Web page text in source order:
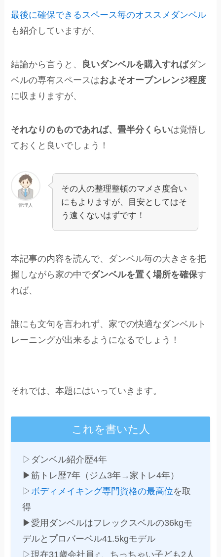
最後に確保できるスペース毎のオススメダンベル
も紹介していますが、
結論から言うと、 良いダンベルを購入すればダン
ベルの専有スペースはおよそオーブンレンジ程度
に収まりますが、
それなりのものであれば、畳半分くらいは覚悟し
ておくと良いでしょう！
管理人
その人の整理整頓のマメさ度合い
にもよりますが、目安としてはそ
う遠くないはずです！
本記事の内容を読んで、ダンベル毎の大きさを把
握しながら家の中でダンベルを置く場所を確保す
れば、
誰にも文句を言われず、家での快適なダンベルト
レーニングが出来るようになるでしょう！
それでは、本題にはいっていきます。
これを書いた人
▷ダンベル紹介歴4年
▶筋トレ歴7年（ジム3年→家トレ4年）
▷ボディメイキング専門資格の最高位を取
得
▶愛用ダンベルはフレックスベルの36kgモ
デルとプロバーベル41.5kgモデル
▷現在31歳会社員♂、ちっちゃい子ども2人